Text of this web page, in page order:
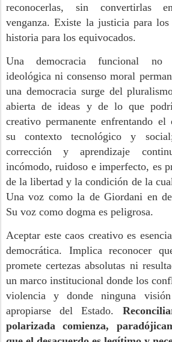
reconocerlas, sin convertirlas
venganza. Existe la justicia para
historia para los equivocados.
Una democracia funcional no
ideológica ni consenso moral
una democracia surge del
abierta de ideas y de lo que
creativo permanente enfrentando el
su contexto tecnológico y
corrección y aprendizaje
incómodo, ruidoso e imperfecto, es
de la libertad y la condición de la
Una voz como la de Giordani en
Su voz como dogma es peligrosa.
Aceptar este caos creativo es
democrática. Implica reconocer
promete certezas absolutas ni
un marco institucional donde los
violencia y donde ninguna
apropiarse del Estado.
polarizada comienza,